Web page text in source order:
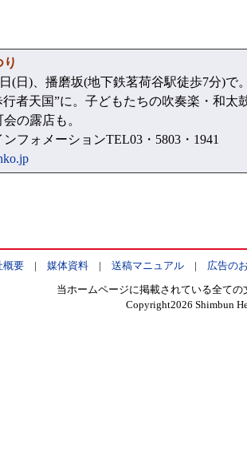
(日)、播磨坂(地下鉄茗荷谷駅徒歩7分)で
行者天国”に。子どもたちの吹奏楽・和
の露店も。
フォメーションTEL03・5803・1941
概要| 媒体資料| 送稿マニュアル| 広告の
当ホームページに掲載されている全て
Copyright2026 Shimbun